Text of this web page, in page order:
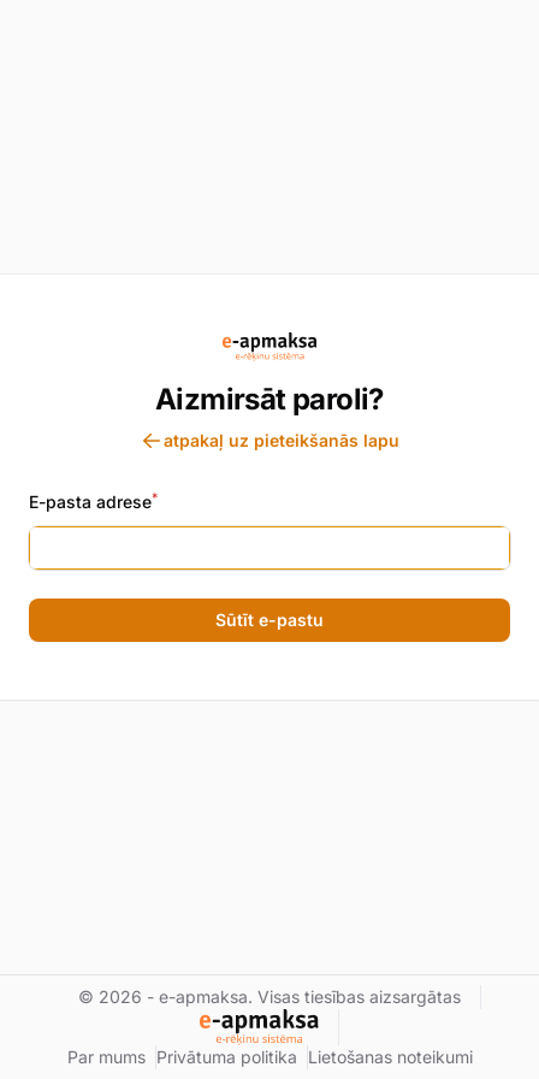
Aizmirsāt paroli?
atpakaļ uz pieteikšanās lapu
E-pasta adrese*
Sūtīt e-pastu
© 2026 - e-apmaksa. Visas tiesības aizsargātas
Par mums Privātuma politika Lietošanas noteikumi